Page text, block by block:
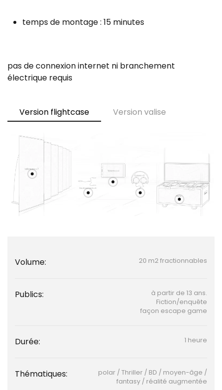
temps de montage : 15 minutes
pas de connexion internet ni branchement
électrique requis
Version flightcase Version valise
Volume: 20 m2 fractionnables
Publics:
à partir de 13 ans.
Fiction/enquête
façon escape game
Durée: 1 heure
Thématiques:
polar / Thriller / BD / moyen-âge /
fantasy / réalité augmentée